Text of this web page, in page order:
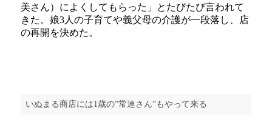
美さん）によくしてもらった」とたびたび言われて
きた。娘3人の子育てや義父母の介護が一段落し、店
の再開を決めた。
いぬまる商店には1歳の”常連さん”もやって来る